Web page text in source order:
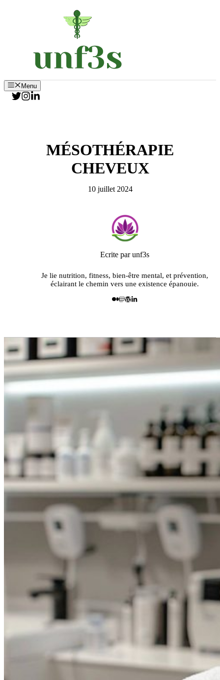
Menu
MÉSOTHÉRAPIE
CHEVEUX
10 juillet 2024
Ecrite par unf3s
Je lie nutrition, fitness, bien-être mental, et prévention,
éclairant le chemin vers une existence épanouie.